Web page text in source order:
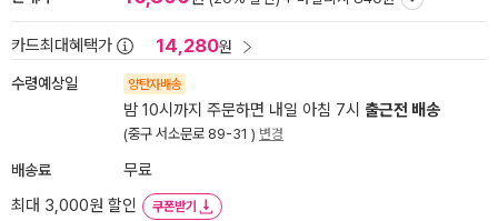
카드최대혜택가 14,280원
수령예상일 양탄자배송
밤 10시까지 주문하면 내일 아침 7시 출근전 배송
(중구 서소문로 89-31 ) 변경
배송료
무료
최대 3,000원 할인
쿠폰받기